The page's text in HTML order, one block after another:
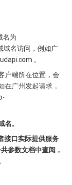
名为
域名访问，例如广
。
户端所在位置，会
在广州发起请求，
。
接口实际提供服务
参数文档中查阅，